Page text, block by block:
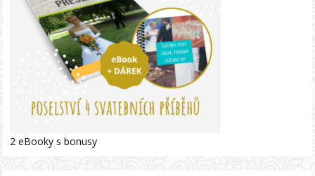
2 eBooky s bonusy